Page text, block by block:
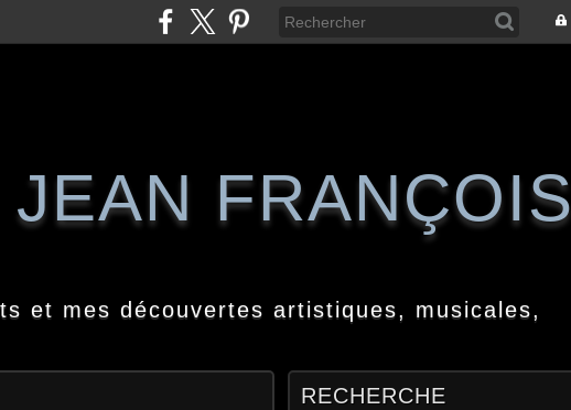
FRANÇOIS
et mes découvertes artistiques, musicales,
RECHERCHE